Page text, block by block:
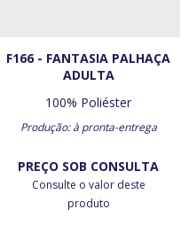
F166 - FANTASIA PALHAÇA
ADULTA
100% Poliéster
Produção: à pronta-entrega
PREÇO SOB CONSULTA
Consulte o valor deste
produto